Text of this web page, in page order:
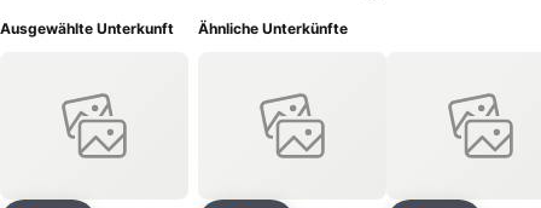
Außerhalb des Hotels gibt es einen Bus zur Piazza del Campo, Siena
Siena, eine kurze Busfahrt oder 20 Minuten zu Fuß vom
Stadtzentrum entfernt. Außerhalb des Hotels gibt es einen Bus zur
Piazza del Campo, Siena Hauptplatz und dem Dom zu stoppen. Das
Ausgewählte Unterkunft Ähnliche Unterkünfte